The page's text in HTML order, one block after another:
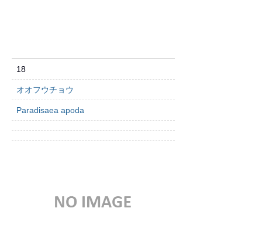
18
オオフウチョウ
Paradisaea apoda